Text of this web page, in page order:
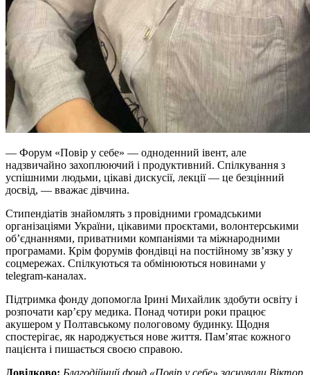
— Форум «Повір у себе» — одноденний івент, але
надзвичайно захоплюючий і продуктивний. Спілкування з
успішними людьми, цікаві дискусії, лекції — це безцінний
досвід, — вважає дівчина.
Стипендіатів знайомлять з провідними громадськими
організаціями України, цікавими проєктами, волонтерськими
об’єднаннями, приватними компаніями та міжнародними
програмами. Крім форумів фондівці на постійному зв’язку у
соцмережах. Спілкуються та обмінюються новинами у
telegram-каналах.
Підтримка фонду допомогла Ірині Михайлик здобути освіту і
розпочати кар’єру медика. Понад чотири роки працює
акушером у Полтавському пологовому будинку. Щодня
спостерігає, як народжується нове життя. Пам’ятає кожного
пацієнта і пишається своєю справою.
Довідково: Благодійний фонд «Повір у себе» заснували Віктор